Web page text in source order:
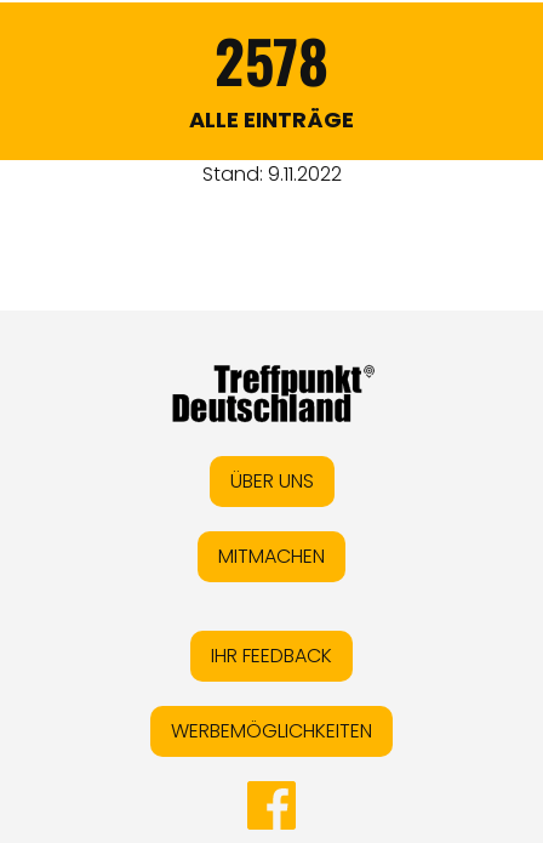
2578
ALLE EINTRÄGE
Stand: 9.11.2022
ÜBER UNS
MITMACHEN
IHR FEEDBACK
WERBEMÖGLICHKEITEN